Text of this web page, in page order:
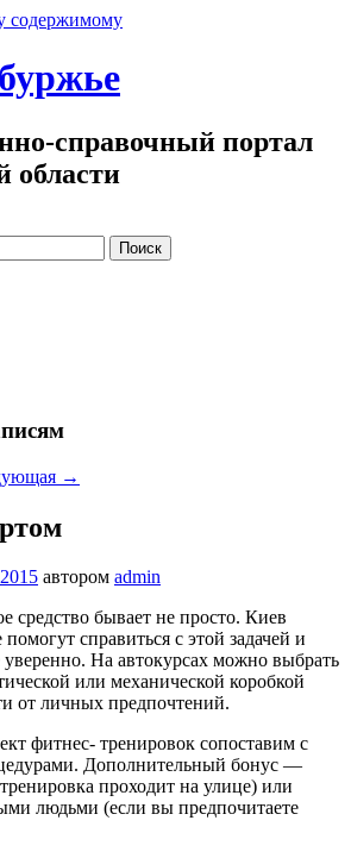
содержимому
справочный портал
области
→
автором admin
средство бывает не просто. Киев
справиться с этой задачей и
уверенно. На автокурсах можно выбрать
или механической коробкой
от личных предпочтений.
фитнес- тренировок сопоставим с
Дополнительный бонус —
проходит на улице) или
людьми (если вы предпочитаете